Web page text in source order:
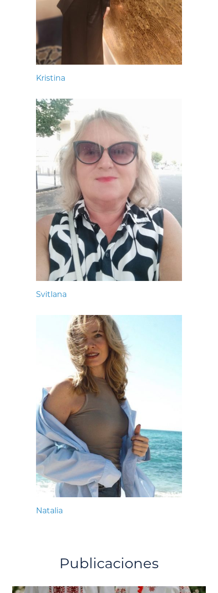
Kristina
Svitlana
Natalia
Publicaciones